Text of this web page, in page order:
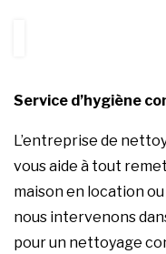
Service d’hygiène
L’entreprise de
vous aide à tout
maison en location
nous intervenons
pour un nettoyage